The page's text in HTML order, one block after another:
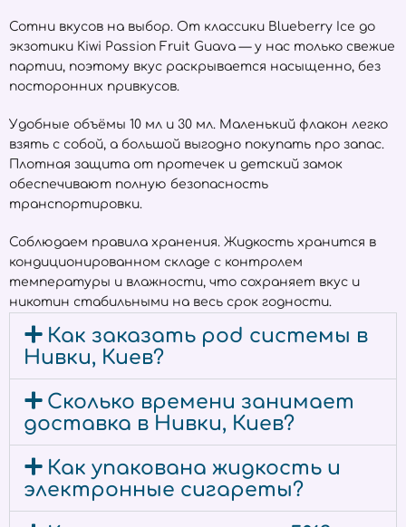
Сотни вкусов на выбор. От классики Blueberry Ice до
экзотики Kiwi Passion Fruit Guava — у нас только свежие
партии, поэтому вкус раскрывается насыщенно, без
посторонних привкусов.
Удобные объёмы 10 мл и 30 мл. Маленький флакон легко
взять с собой, а большой выгодно покупать про запас.
Плотная защита от протечек и детский замок
обеспечивают полную безопасность
транспортировки.
Соблюдаем правила хранения. Жидкость хранится в
кондиционированном складе с контролем
температуры и влажности, что сохраняет вкус и
никотин стабильными на весь срок годности.
Как заказать pod системы в
Нивки, Киев?
Сколько времени занимает
доставка в Нивки, Киев?
Как упакована жидкость и
электронные сигареты?